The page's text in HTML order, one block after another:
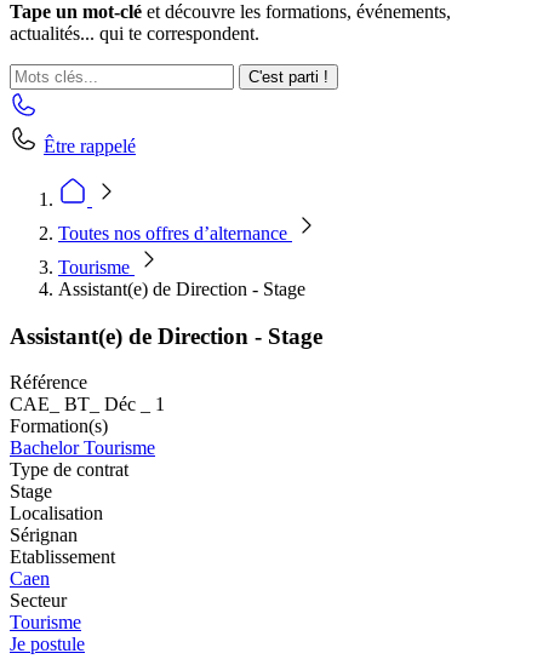
Tape un mot-clé et découvre les formations, événements,
actualités... qui te correspondent.
C'est parti !
Être rappelé
Toutes nos offres d’alternance
Tourisme
Assistant(e) de Direction - Stage
Assistant(e) de Direction - Stage
Référence
CAE_ BT_ Déc _ 1
Formation(s)
Bachelor Tourisme
Type de contrat
Stage
Localisation
Sérignan
Etablissement
Caen
Secteur
Tourisme
Je postule